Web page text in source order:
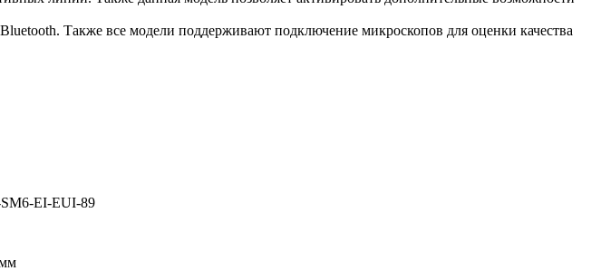
Также все модели поддерживают подключение микроскопов для оценки качества
EI-EUI-89